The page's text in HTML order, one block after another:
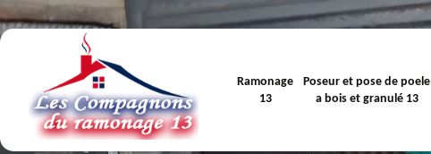
Ramonage
13
Poseur et pose de poele
a bois et granulé 13